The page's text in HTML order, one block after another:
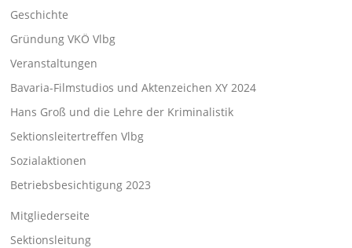
Geschichte
Gründung VKÖ Vlbg
Veranstaltungen
Bavaria-Filmstudios und Aktenzeichen XY 2024
Hans Groß und die Lehre der Kriminalistik
Sektionsleitertreffen Vlbg
Sozialaktionen
Betriebsbesichtigung 2023
Mitgliederseite
Sektionsleitung